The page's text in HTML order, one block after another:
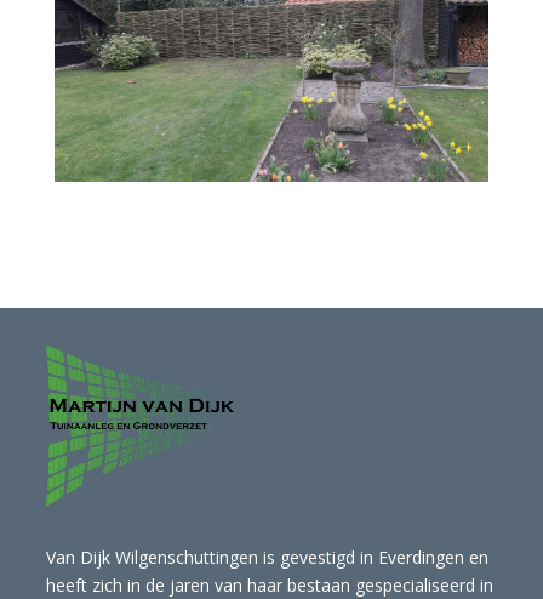
Van Dijk Wilgenschuttingen is gevestigd in Everdingen en
heeft zich in de jaren van haar bestaan gespecialiseerd in